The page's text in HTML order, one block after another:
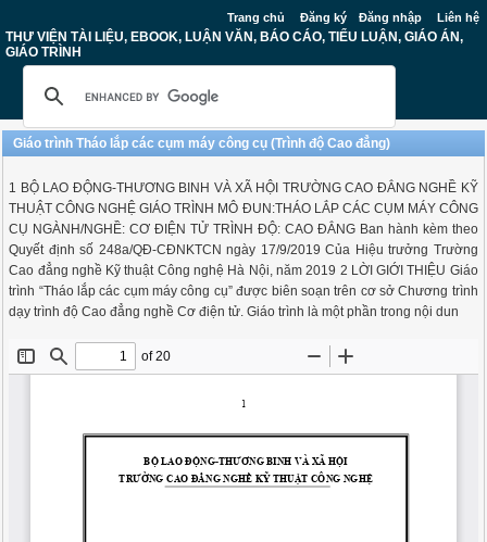
Trang chủ Đăng ký Đăng nhập Liên hệ
THƯ VIỆN TÀI LIỆU, EBOOK, LUẬN VĂN, BÁO CÁO, TIỂU LUẬN, GIÁO ÁN,
GIÁO TRÌNH
Giáo trình Tháo lắp các cụm máy công cụ (Trình độ Cao đẳng)
1 BỘ LAO ĐỘNG-THƯƠNG BINH VÀ XÃ HỘI TRƯỜNG CAO ĐẲNG NGHỀ KỸ
THUẬT CÔNG NGHỆ GIÁO TRÌNH MÔ ĐUN:THÁO LẮP CÁC CỤM MÁY CÔNG
CỤ NGÀNH/NGHỀ: CƠ ĐIỆN TỬ TRÌNH ĐỘ: CAO ĐẲNG Ban hành kèm theo
Quyết định số 248a/QĐ-CĐNKTCN ngày 17/9/2019 Của Hiệu trưởng Trường
Cao đẳng nghề Kỹ thuật Công nghệ Hà Nội, năm 2019 2 LỜI GIỚI THIỆU Giáo
trình “Tháo lắp các cụm máy công cụ” được biên soạn trên cơ sở Chương trình
dạy trình độ Cao đẳng nghề Cơ điện tử. Giáo trình là một phần trong nội dun